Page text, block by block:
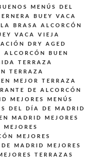
MENÚS DEL
BUEY VACA
BRASA ALCORCÓN
VACA VIEJA
DRY AGED
BUEN
TERRAZA
TERRAZA
MEJOR TERRAZA
DE ALCORCÓN
MEJORES MENÚS
DEL DÍA DE MADRID
MADRID
MEJORES
MEJORES
MEJORES
MADRID
MEJORES
TERRAZAS